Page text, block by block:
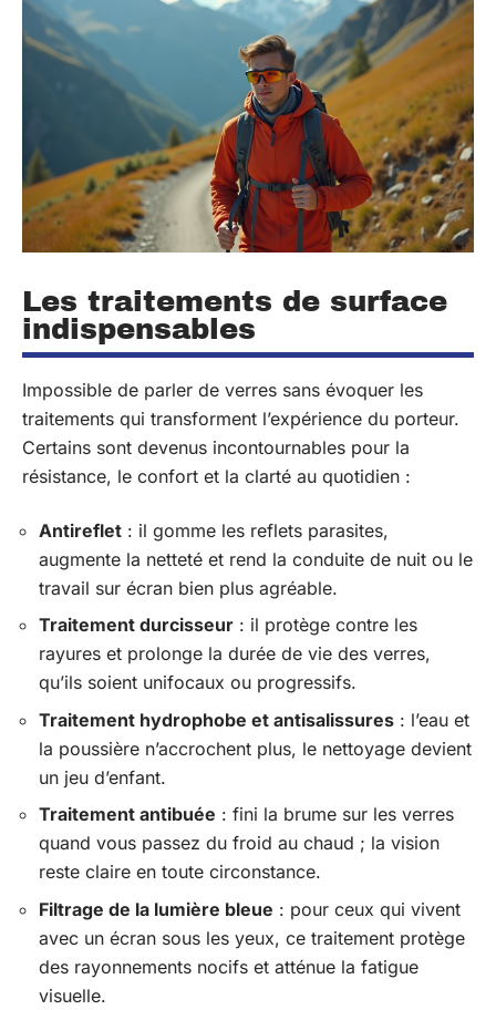
Les traitements de surface
indispensables
Impossible de parler de verres sans évoquer les
traitements qui transforment l’expérience du porteur.
Certains sont devenus incontournables pour la
résistance, le confort et la clarté au quotidien :
Antireflet : il gomme les reflets parasites,
augmente la netteté et rend la conduite de nuit ou le
travail sur écran bien plus agréable.
Traitement durcisseur : il protège contre les
rayures et prolonge la durée de vie des verres,
qu’ils soient unifocaux ou progressifs.
Traitement hydrophobe et antisalissures : l’eau et
la poussière n’accrochent plus, le nettoyage devient
un jeu d’enfant.
Traitement antibuée : fini la brume sur les verres
quand vous passez du froid au chaud ; la vision
reste claire en toute circonstance.
Filtrage de la lumière bleue : pour ceux qui vivent
avec un écran sous les yeux, ce traitement protège
des rayonnements nocifs et atténue la fatigue
visuelle.